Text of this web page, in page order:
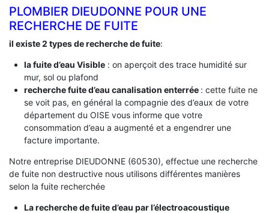
PLOMBIER DIEUDONNE POUR UNE
RECHERCHE DE FUITE
il existe 2 types de recherche de fuite:
la fuite d’eau Visible: on aperçoit des trace humidité sur
mur, sol ou plafond
recherche fuite d’eau canalisation enterrée : cette fuite ne
se voit pas, en général la compagnie des d’eaux de votre
département du OISE vous informe que votre
consommation d’eau a augmenté et a engendrer une
facture importante.
Notre entreprise DIEUDONNE (60530), effectue une recherche
de fuite non destructive nous utilisons différentes manières
selon la fuite recherchée
La recherche de fuite d’eau par l’électroacoustique